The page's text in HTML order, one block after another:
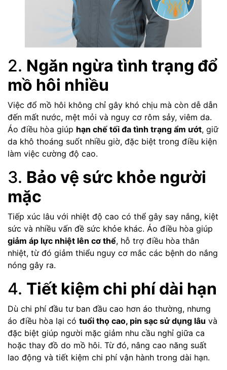
2. Ngăn ngừa tình trạng đổ
mồ hôi nhiều
Việc đổ mồ hôi không chỉ gây khó chịu mà còn dễ dẫn
đến mất nước, mệt mỏi và nguy cơ rôm sảy, viêm da.
Áo điều hòa giúp hạn chế tối đa tình trạng ẩm ướt, giữ
da khô thoáng suốt nhiều giờ, đặc biệt trong điều kiện
làm việc cường độ cao.
3. Bảo vệ sức khỏe người
mặc
Tiếp xúc lâu với nhiệt độ cao có thể gây say nắng, kiệt
sức và nhiều vấn đề sức khỏe khác. Áo điều hòa giúp
giảm áp lực nhiệt lên cơ thể, hỗ trợ điều hòa thân
nhiệt, từ đó giảm thiểu nguy cơ mắc các bệnh do nắng
nóng gây ra.
4. Tiết kiệm chi phí dài hạn
Dù chi phí đầu tư ban đầu cao hơn áo thường, nhưng
áo điều hòa lại có tuổi thọ cao, pin sạc sử dụng lâu và
đặc biệt giúp người mặc giảm nhu cầu nghỉ giữa ca
hoặc thay đồ do mồ hôi. Từ đó, nâng cao năng suất
lao động và tiết kiệm chi phí vận hành trong dài hạn.